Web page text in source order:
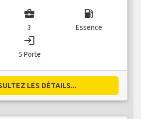
business_center
3
local_gas_station
Essence
login
5 Porte
LES DÉTAILS...